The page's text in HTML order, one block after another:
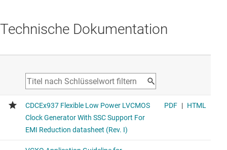
Technische Dokumentation